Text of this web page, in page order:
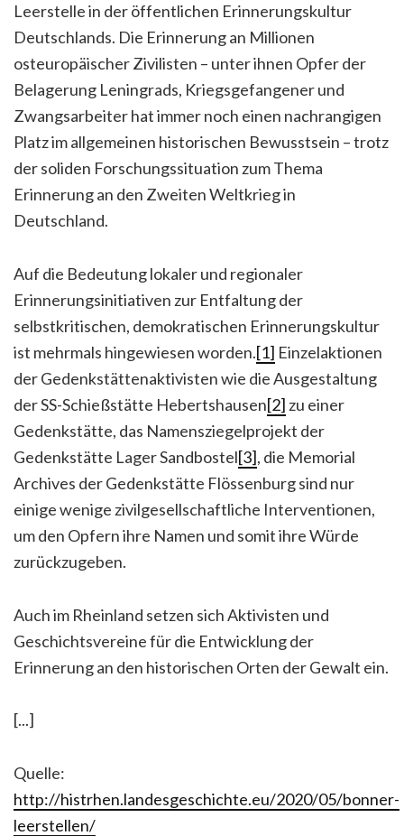
Leerstelle in der öffentlichen Erinnerungskultur
Deutschlands. Die Erinnerung an Millionen
osteuropäischer Zivilisten – unter ihnen Opfer der
Belagerung Leningrads, Kriegsgefangener und
Zwangsarbeiter hat immer noch einen nachrangigen
Platz im allgemeinen historischen Bewusstsein – trotz
der soliden Forschungssituation zum Thema
Erinnerung an den Zweiten Weltkrieg in
Deutschland.
Auf die Bedeutung lokaler und regionaler
Erinnerungsinitiativen zur Entfaltung der
selbstkritischen, demokratischen Erinnerungskultur
ist mehrmals hingewiesen worden.[1] Einzelaktionen
der Gedenkstättenaktivisten wie die Ausgestaltung
der SS-Schießstätte Hebertshausen[2] zu einer
Gedenkstätte, das Namensziegelprojekt der
Gedenkstätte Lager Sandbostel[3], die Memorial
Archives der Gedenkstätte Flössenburg sind nur
einige wenige zivilgesellschaftliche Interventionen,
um den Opfern ihre Namen und somit ihre Würde
zurückzugeben.
Auch im Rheinland setzen sich Aktivisten und
Geschichtsvereine für die Entwicklung der
Erinnerung an den historischen Orten der Gewalt ein.
[...]
Quelle:
http://histrhen.landesgeschichte.eu/2020/05/bonner-
leerstellen/